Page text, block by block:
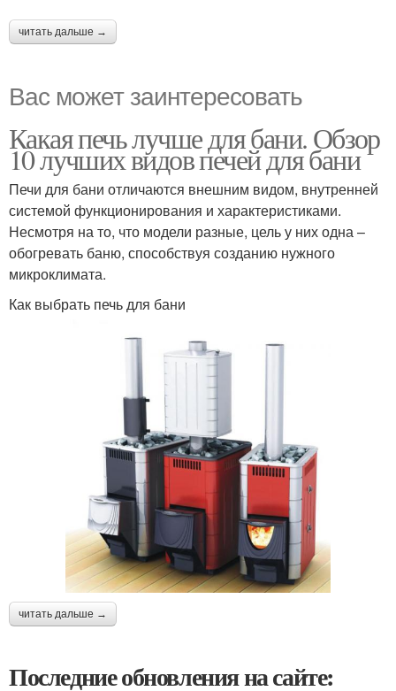
читать дальше →
Вас может заинтересовать
Какая печь лучше для бани. Обзор
10 лучших видов печей для бани
Печи для бани отличаются внешним видом, внутренней
системой функционирования и характеристиками.
Несмотря на то, что модели разные, цель у них одна –
обогревать баню, способствуя созданию нужного
микроклимата.
Как выбрать печь для бани
читать дальше →
Последние обновления на сайте: